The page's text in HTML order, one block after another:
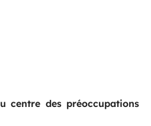
centre des préoccupations